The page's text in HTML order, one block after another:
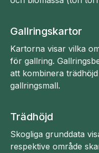
Gallringskartor
Kartorna visar vilka
för gallring.
att kombinera
gallringsmall.
Trädhöjd
Skogliga grunddata
respektive område